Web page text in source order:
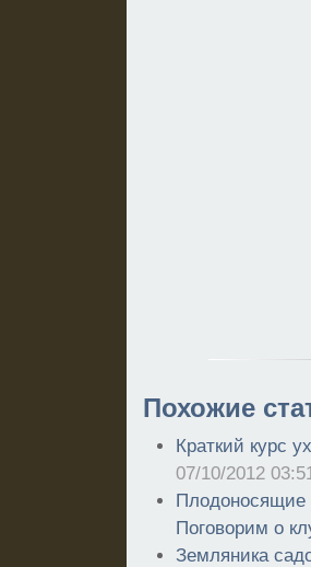
Похожие
Краткий курс
07/10/2012
Плодоносящие
Поговорим о
Земляника